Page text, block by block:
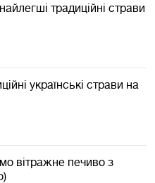
традиційні страви
українські страви на
вітражне печиво з